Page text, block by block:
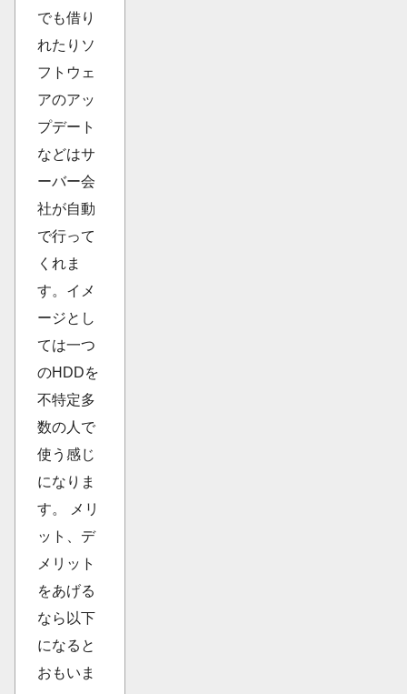
でも借り
れたりソ
フトウェ
アのアッ
プデート
などはサ
ーバー会
社が自動
で行って
くれま
す。イメ
ージとし
ては一つ
のHDDを
不特定多
数の人で
使う感じ
になりま
す。 メリ
ット、デ
メリット
をあげる
なら以下
になると
おもいま